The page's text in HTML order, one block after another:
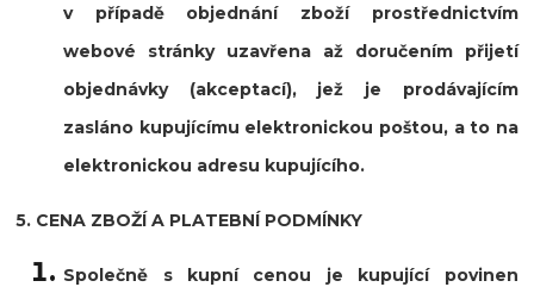
v případě objednání zboží prostřednictvím
webové stránky uzavřena až doručením přijetí
objednávky (akceptací), jež je prodávajícím
zasláno kupujícímu elektronickou poštou, a to na
elektronickou adresu kupujícího.
5. CENA ZBOŽÍ A PLATEBNÍ PODMÍNKY
Společně s kupní cenou je kupující povinen